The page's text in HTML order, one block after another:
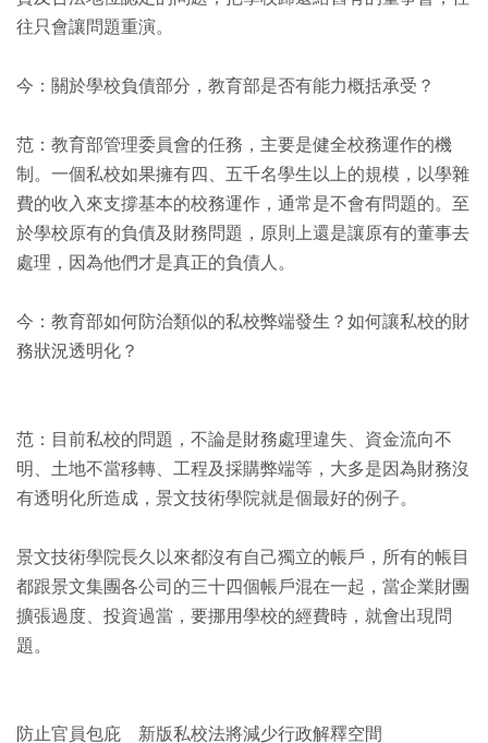
往只會讓問題重演。
今：關於學校負債部分，教育部是否有能力概括承受？
范：教育部管理委員會的任務，主要是健全校務運作的機
制。一個私校如果擁有四、五千名學生以上的規模，以學雜
費的收入來支撐基本的校務運作，通常是不會有問題的。至
於學校原有的負債及財務問題，原則上還是讓原有的董事去
處理，因為他們才是真正的負債人。
今：教育部如何防治類似的私校弊端發生？如何讓私校的財
務狀況透明化？
范：目前私校的問題，不論是財務處理違失、資金流向不
明、土地不當移轉、工程及採購弊端等，大多是因為財務沒
有透明化所造成，景文技術學院就是個最好的例子。
景文技術學院長久以來都沒有自己獨立的帳戶，所有的帳目
都跟景文集團各公司的三十四個帳戶混在一起，當企業財團
擴張過度、投資過當，要挪用學校的經費時，就會出現問
題。
防止官員包庇 新版私校法將減少行政解釋空間